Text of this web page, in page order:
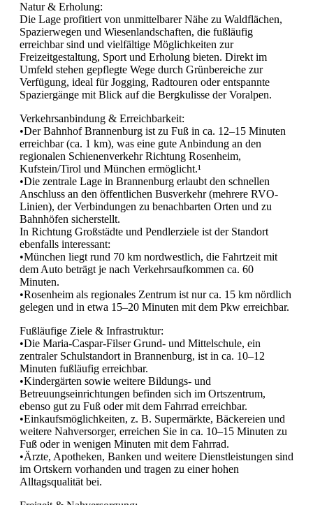
Natur & Erholung:
Die Lage profitiert von unmittelbarer Nähe zu Waldflächen,
Spazierwegen und Wiesenlandschaften, die fußläufig
erreichbar sind und vielfältige Möglichkeiten zur
Freizeitgestaltung, Sport und Erholung bieten. Direkt im
Umfeld stehen gepflegte Wege durch Grünbereiche zur
Verfügung, ideal für Jogging, Radtouren oder entspannte
Spaziergänge mit Blick auf die Bergkulisse der Voralpen.
Verkehrsanbindung & Erreichbarkeit:
•Der Bahnhof Brannenburg ist zu Fuß in ca. 12–15 Minuten
erreichbar (ca. 1 km), was eine gute Anbindung an den
regionalen Schienenverkehr Richtung Rosenheim,
Kufstein/Tirol und München ermöglicht.¹
•Die zentrale Lage in Brannenburg erlaubt den schnellen
Anschluss an den öffentlichen Busverkehr (mehrere RVO-
Linien), der Verbindungen zu benachbarten Orten und zu
Bahnhöfen sicherstellt.
In Richtung Großstädte und Pendlerziele ist der Standort
ebenfalls interessant:
•München liegt rund 70 km nordwestlich, die Fahrtzeit mit
dem Auto beträgt je nach Verkehrsaufkommen ca. 60
Minuten.
•Rosenheim als regionales Zentrum ist nur ca. 15 km nördlich
gelegen und in etwa 15–20 Minuten mit dem Pkw erreichbar.
Fußläufige Ziele & Infrastruktur:
•Die Maria-Caspar-Filser Grund- und Mittelschule, ein
zentraler Schulstandort in Brannenburg, ist in ca. 10–12
Minuten fußläufig erreichbar.
•Kindergärten sowie weitere Bildungs- und
Betreuungseinrichtungen befinden sich im Ortszentrum,
ebenso gut zu Fuß oder mit dem Fahrrad erreichbar.
•Einkaufsmöglichkeiten, z. B. Supermärkte, Bäckereien und
weitere Nahversorger, erreichen Sie in ca. 10–15 Minuten zu
Fuß oder in wenigen Minuten mit dem Fahrrad.
•Ärzte, Apotheken, Banken und weitere Dienstleistungen sind
im Ortskern vorhanden und tragen zu einer hohen
Alltagsqualität bei.